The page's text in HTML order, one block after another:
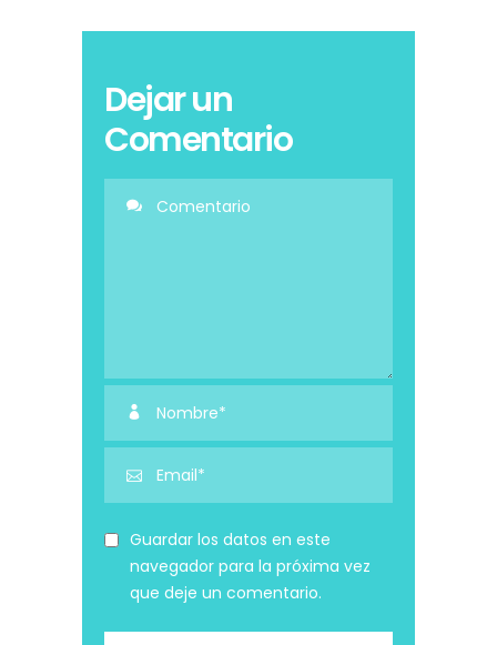
Dejar un
Comentario
Guardar los datos en este
navegador para la próxima vez
que deje un comentario.